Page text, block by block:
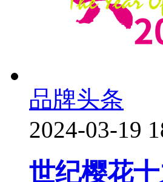
品牌头条
2024-03-19
世纪樱花